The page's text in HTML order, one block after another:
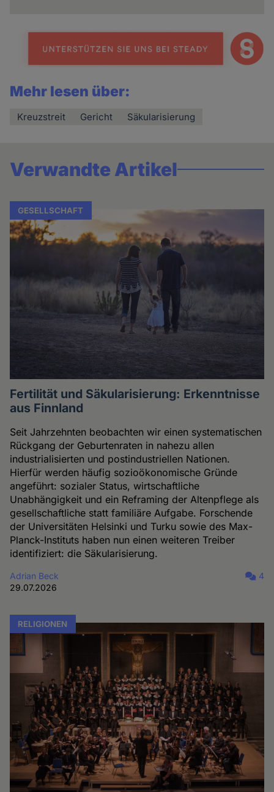
Mehr lesen über:
Kreuzstreit Gericht Säkularisierung
Verwandte Artikel
GESELLSCHAFT
Fertilität und Säkularisierung: Erkenntnisse
aus Finnland
Seit Jahrzehnten beobachten wir einen systematischen
Rückgang der Geburtenraten in nahezu allen
industrialisierten und postindustriellen Nationen.
Hierfür werden häufig sozioökonomische Gründe
angeführt: sozialer Status, wirtschaftliche
Unabhängigkeit und ein Reframing der Altenpflege als
gesellschaftliche statt familiäre Aufgabe. Forschende
der Universitäten Helsinki und Turku sowie des Max-
Planck-Instituts haben nun einen weiteren Treiber
identifiziert: die Säkularisierung.
Adrian Beck
29.07.2026
4
RELIGIONEN